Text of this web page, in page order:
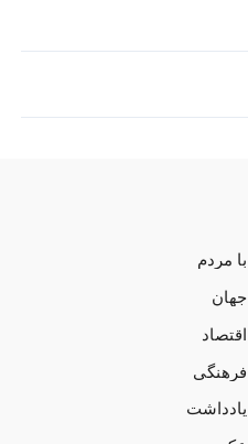
با مردم
جهان
اقتصاد
فرهنگی
یادداشت